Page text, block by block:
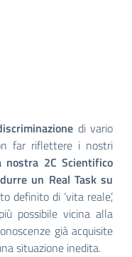
di vario
far riflettere i nostri
nostra 2C Scientifico
un Real Task su
definito di ‘vita reale’,
possibile vicina alla
già acquisite
situazione inedita.